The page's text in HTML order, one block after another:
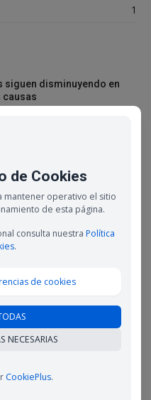
1
siguen disminuyendo en
causas
se convierten en
un derecho laboral que
en 2023
de Cookies
mantener operativo el sitio
de esta página.
consulta nuestra Política
.
de cookies
NECESARIAS
CookiePlus.